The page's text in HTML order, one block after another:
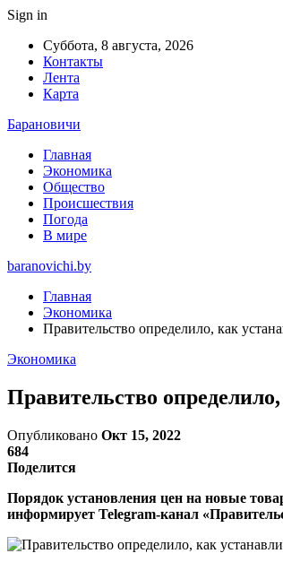
Sign in
Суббота, 8 августа, 2026
Контакты
Лента
Карта
Барановичи
Главная
Экономика
Общество
Происшествия
Погода
В мире
baranovichi.by
Главная
Экономика
Правительство определило, как
Экономика
Правительство
Опубликовано Окт 15, 2022
684
Поделится
Порядок установления цен на новые
информирует Telegram-канал